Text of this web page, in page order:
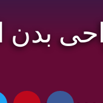
بدن